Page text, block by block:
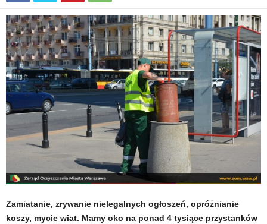
Zamiatanie, zrywanie nielegalnych ogłoszeń, opróżnianie
koszy, mycie wiat. Mamy oko na ponad 4 tysiące przystanków